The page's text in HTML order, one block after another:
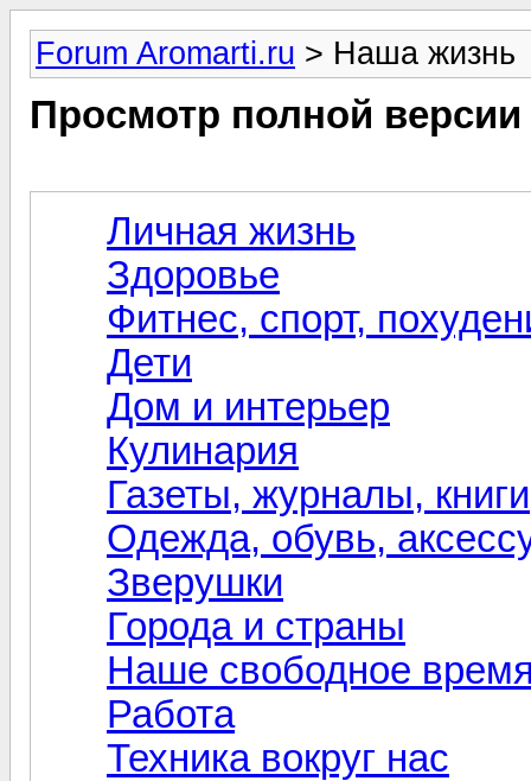
Forum Aromarti.ru > Наша жизнь
Просмотр полной
Личная жизнь
Здоровье
Фитнес, спорт,
Дети
Дом и интерьер
Кулинария
Газеты, журналы,
Одежда, обувь,
Зверушки
Города и страны
Наше свободное
Работа
Техника вокруг нас